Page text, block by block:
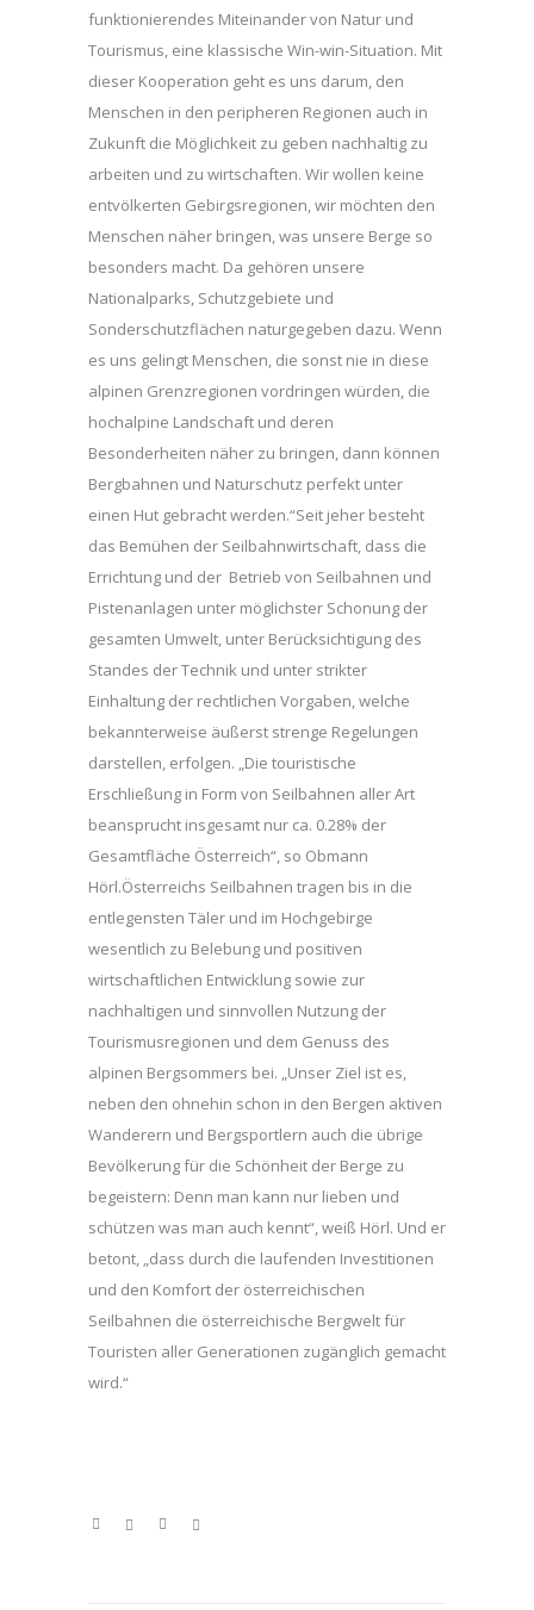
funktionierendes Miteinander von Natur und
Tourismus, eine klassische Win-win-Situation. Mit
dieser Kooperation geht es uns darum, den
Menschen in den peripheren Regionen auch in
Zukunft die Möglichkeit zu geben nachhaltig zu
arbeiten und zu wirtschaften. Wir wollen keine
entvölkerten Gebirgsregionen, wir möchten den
Menschen näher bringen, was unsere Berge so
besonders macht. Da gehören unsere
Nationalparks, Schutzgebiete und
Sonderschutzflächen naturgegeben dazu. Wenn
es uns gelingt Menschen, die sonst nie in diese
alpinen Grenzregionen vordringen würden, die
hochalpine Landschaft und deren
Besonderheiten näher zu bringen, dann können
Bergbahnen und Naturschutz perfekt unter
einen Hut gebracht werden.“Seit jeher besteht
das Bemühen der Seilbahnwirtschaft, dass die
Errichtung und der Betrieb von Seilbahnen und
Pistenanlagen unter möglichster Schonung der
gesamten Umwelt, unter Berücksichtigung des
Standes der Technik und unter strikter
Einhaltung der rechtlichen Vorgaben, welche
bekannterweise äußerst strenge Regelungen
darstellen, erfolgen. „Die touristische
Erschließung in Form von Seilbahnen aller Art
beansprucht insgesamt nur ca. 0.28% der
Gesamtfläche Österreich“, so Obmann
Hörl.Österreichs Seilbahnen tragen bis in die
entlegensten Täler und im Hochgebirge
wesentlich zu Belebung und positiven
wirtschaftlichen Entwicklung sowie zur
nachhaltigen und sinnvollen Nutzung der
Tourismusregionen und dem Genuss des
alpinen Bergsommers bei. „Unser Ziel ist es,
neben den ohnehin schon in den Bergen aktiven
Wanderern und Bergsportlern auch die übrige
Bevölkerung für die Schönheit der Berge zu
begeistern: Denn man kann nur lieben und
schützen was man auch kennt“, weiß Hörl. Und er
betont, „dass durch die laufenden Investitionen
und den Komfort der österreichischen
Seilbahnen die österreichische Bergwelt für
Touristen aller Generationen zugänglich gemacht
wird.“